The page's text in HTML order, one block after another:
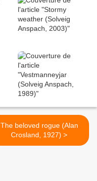
The beloved rogue (Alan
Crosland, 1927) >